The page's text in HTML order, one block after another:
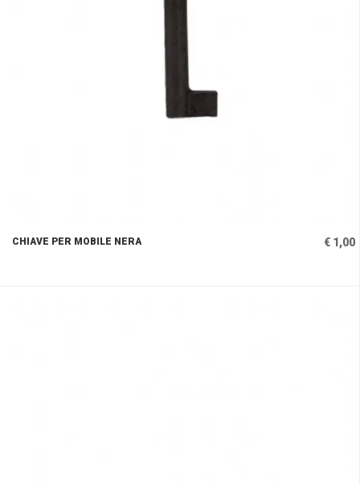
CHIAVE PER MOBILE NERA € 1,00